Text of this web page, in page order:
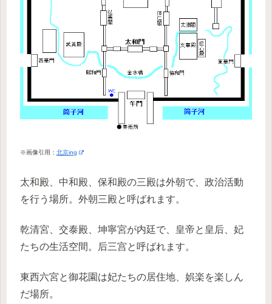
※画像引用： 北京ing
太和殿、中和殿、保和殿の三殿は外朝で、政治活動
を行う場所。外朝三殿と呼ばれます。
乾清宮、交泰殿、坤寧宮が内廷で、皇帝と皇后、妃
たちの生活空間。后三宫と呼ばれます。
東西六宮と御花園は妃たちの居住地、娯楽を楽しん
だ場所。